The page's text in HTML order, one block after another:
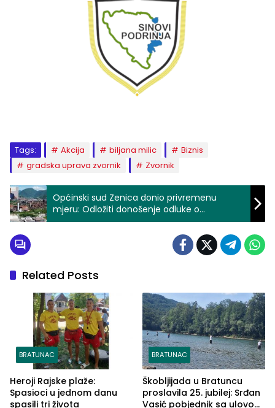
Tags: Akcija biljana milic
Biznis
gradska uprava zvornik
Zvornik
Općinski sud Zenica donio privremenu
mjeru: Odložiti donošenje odluke o
pokretanju stečajnog postupka u Novoj
Related Posts
BRATUNAC
Heroji Rajske plaže:
Spasioci u jednom danu
spasili tri života
BRATUNAC
Škobljijada u Bratuncu
proslavila 25. jubilej: Srđan
Vasić pobjednik sa ulovom